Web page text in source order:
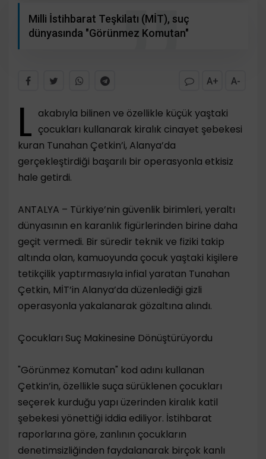
Milli İstihbarat Teşkilatı (MİT), suç
dünyasında "Görünmez Komutan"
A+ A-
L akabıyla bilinen ve özellikle küçük yaştaki
çocukları kullanarak kiralık cinayet şebekesi
kuran Tunahan Çetkin’i, Alanya’da
gerçekleştirdiği başarılı bir operasyonla etkisiz
hale getirdi.
​ANTALYA – Türkiye’nin güvenlik birimleri, yeraltı
dünyasının en karanlık figürlerinden birine daha
geçit vermedi. Bir süredir teknik ve fiziki takip
altında olan, kamuoyunda çocuk yaştaki kişilere
tetikçilik yaptırmasıyla infial yaratan Tunahan
Çetkin, MİT’in Alanya’da düzenlediği gizli
operasyonla yakalanarak gözaltına alındı.
​Çocukları Suç Makinesine Dönüştürüyordu
​"Görünmez Komutan" kod adını kullanan
Çetkin’in, özellikle suça sürüklenen çocukları
seçerek kurduğu yapı üzerinden kiralık katil
şebekesi yönettiği iddia ediliyor. İstihbarat
raporlarına göre, zanlının çocukların
denetimsizliğinden faydalanarak birçok kanlı